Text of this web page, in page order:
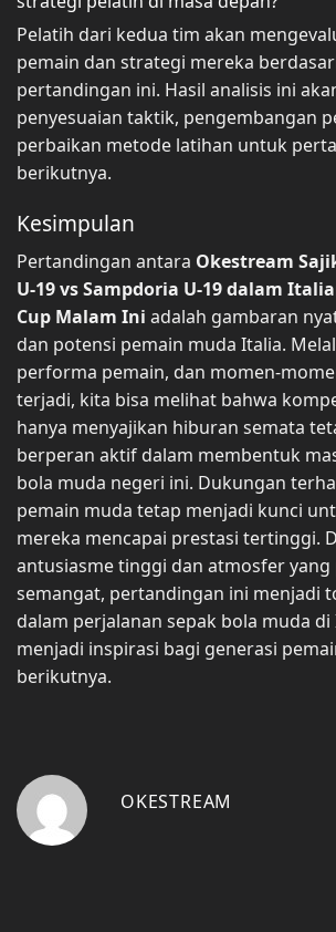
Pelatih dari kedua tim akan
pemain dan strategi mereka
pertandingan ini. Hasil analisis ini
penyesuaian taktik, pengembangan
perbaikan metode latihan untuk
berikutnya.
Kesimpulan
Pertandingan antara Okestream
U-19 vs Sampdoria U-19 dalam
Cup Malam Ini adalah gambaran
dan potensi pemain muda Italia.
performa pemain, dan momen-
terjadi, kita bisa melihat bahwa
hanya menyajikan hiburan semata
berperan aktif dalam membentuk
bola muda negeri ini. Dukungan
pemain muda tetap menjadi kunci
mereka mencapai prestasi tertinggi.
antusiasme tinggi dan atmosfer yang
semangat, pertandingan ini menjadi
dalam perjalanan sepak bola muda di
menjadi inspirasi bagi generasi
berikutnya.
OKESTREAM